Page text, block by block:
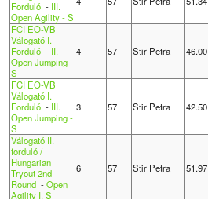
Forduló - III.
Open Agility - S
FCI EO-VB
Válogató I.
Forduló - II.
Open Jumping -
S
4 57 Stir Petra 46.00
FCI EO-VB
Válogató I.
Forduló - III.
Open Jumping -
S
3 57 Stir Petra 42.50
Válogató II.
forduló /
Hungarian
Tryout 2nd
Round -Open
Agility I. S
6 57 Stir Petra 51.97